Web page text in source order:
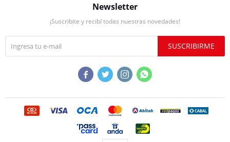
Newsletter
¡Suscribite y recibí todas nuestras novedades!
SUSCRIBIRME
   